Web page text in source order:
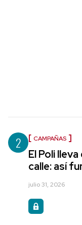
2 CAMPAÑAS
El Poli
calle: así
julio 31, 2026